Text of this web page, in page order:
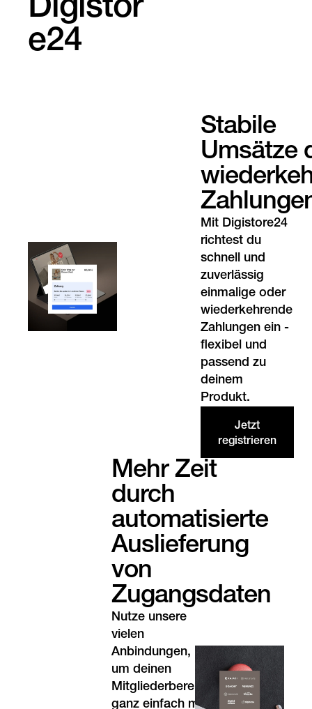
Digistor
e24
Stabile
Umsätze
Mit Digistore24
richtest du
schnell und
zuverlässig
einmalige oder
wiederkehrende
Zahlungen ein -
flexibel und
passend zu
deinem
Produkt.
Jetzt
registrieren
Mehr Zeit
durch
automatisierte
Auslieferung
von
Zugangsdaten
Nutze unsere
vielen
Anbindungen,
um deinen
Mitgliederbereich
ganz einfach mit